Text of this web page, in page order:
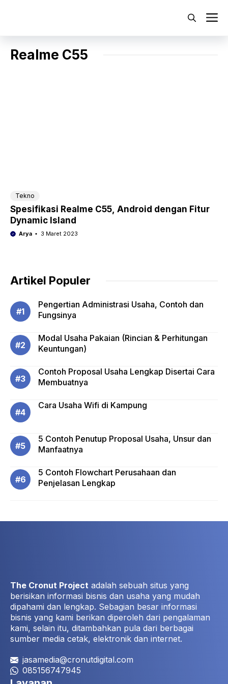
Realme C55
Tekno
Spesifikasi Realme C55, Android dengan Fitur
Dynamic Island
Arya 3 Maret 2023
Artikel Populer
Pengertian Administrasi Usaha, Contoh dan
Fungsinya
Modal Usaha Pakaian (Rincian & Perhitungan
Keuntungan)
Contoh Proposal Usaha Lengkap Disertai Cara
Membuatnya
Cara Usaha Wifi di Kampung
5 Contoh Penutup Proposal Usaha, Unsur dan
Manfaatnya
5 Contoh Flowchart Perusahaan dan
Penjelasan Lengkap
The Cronut Project adalah sebuah situs yang
berisikan informasi bisnis dan usaha yang mudah
dipahami dan lengkap. Sebagian besar informasi
bisnis yang kami berikan diperoleh dari pengalaman
kami, selain itu, ditambahkan pula dari berbagai
sumber media cetak, elektronik dan internet.
jasamedia@cronutdigital.com
085156747945